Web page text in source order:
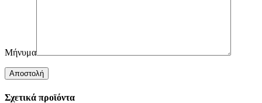
Μήνυμα
Σχετικά προϊόντα